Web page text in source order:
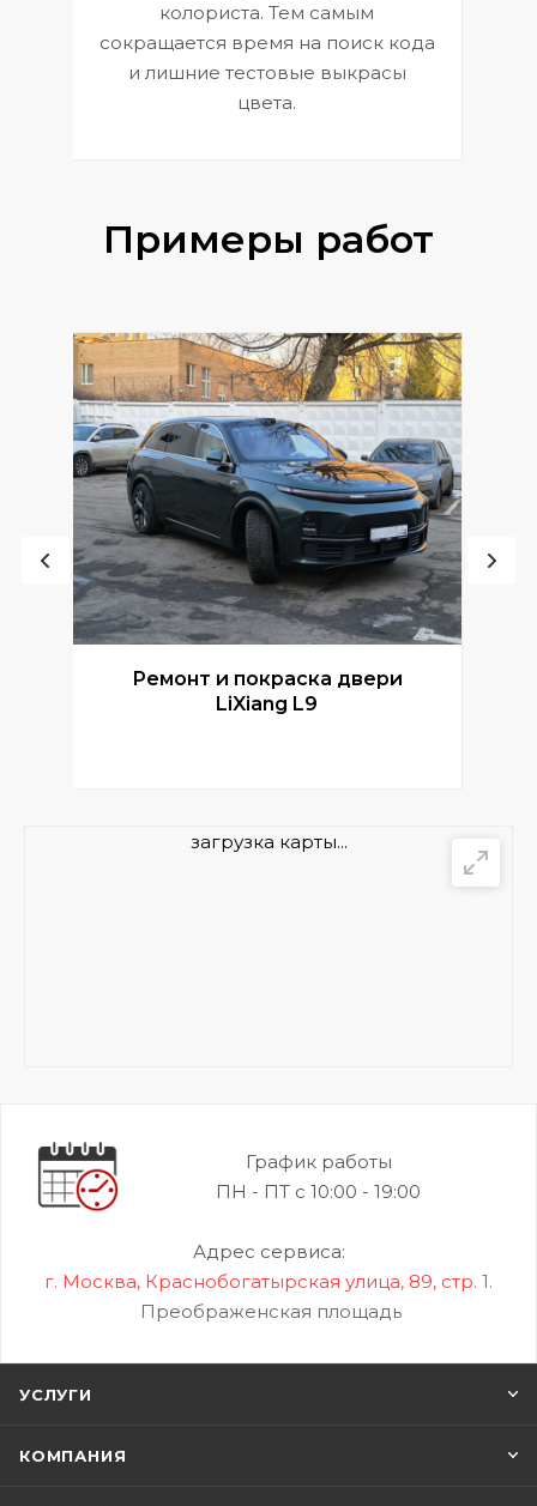
колориста. Тем самым
сокращается время на поиск кода
и лишние тестовые выкрасы
цвета.
Примеры работ
Ремонт и покраска двери
LiXiang L9
загрузка карты...
График работы
ПН - ПТ с 10:00 - 19:00
Адрес сервиса:
г. Москва, Краснобогатырская улица, 89, стр. 1.
Преображенская площадь
УСЛУГИ
КОМПАНИЯ